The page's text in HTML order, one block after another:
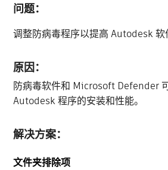
问题：
调整防病毒程序以提高 Autodesk 软
原因：
防病毒软件和 Microsoft Defender
Autodesk 程序的安装和性能。
解决方案：
文件夹排除项